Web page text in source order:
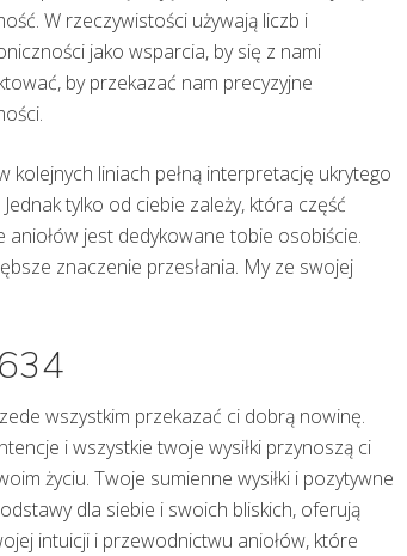
W rzeczywistości używają liczb i
jako wsparcia, by się z nami
by przekazać nam precyzyjne
kolejnych liniach pełną interpretację ukrytego
tylko od ciebie zależy, która część
jest dedykowane tobie osobiście.
znaczenie przesłania. My ze swojej
wszystkim przekazać ci dobrą nowinę.
i wszystkie twoje wysiłki przynoszą ci
życiu. Twoje sumienne wysiłki i pozytywne
dla siebie i swoich bliskich, oferują
intuicji i przewodnictwu aniołów, które